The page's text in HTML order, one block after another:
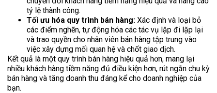
tỷ lệ thành công.
Tối ưu hóa quy trình bán hàng: Xác định và loại bỏ
các điểm nghẽn, tự động hóa các tác vụ lặp đi lặp lại
và trao quyền cho nhân viên bán hàng tập trung vào
việc xây dựng mối quan hệ và chốt giao dịch.
Kết quả là một quy trình bán hàng hiệu quả hơn, mang lại
nhiều khách hàng tiềm năng đủ điều kiện hơn, rút ngắn chu kỳ
bán hàng và tăng doanh thu đáng kể cho doanh nghiệp của
bạn.